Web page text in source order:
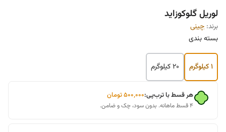
لوریل گلوکوزاید
برند: چينی
بسته بندی
1 کیلوگرم 20 کیلوگرم
هر قسط با ترب‌پی:۵۰۰٬۰۰۰تومان
۴ قسط ماهانه. بدون سود، چک و ضامن.